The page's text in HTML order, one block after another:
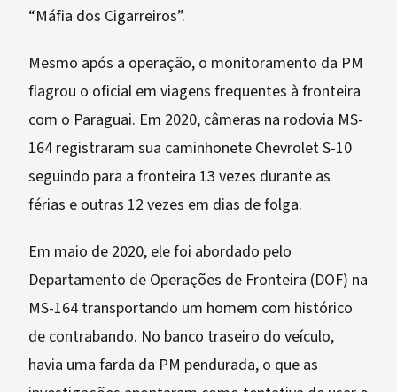
“Máfia dos Cigarreiros”.
Mesmo após a operação, o monitoramento da PM
flagrou o oficial em viagens frequentes à fronteira
com o Paraguai. Em 2020, câmeras na rodovia MS-
164 registraram sua caminhonete Chevrolet S-10
seguindo para a fronteira 13 vezes durante as
férias e outras 12 vezes em dias de folga.
Em maio de 2020, ele foi abordado pelo
Departamento de Operações de Fronteira (DOF) na
MS-164 transportando um homem com histórico
de contrabando. No banco traseiro do veículo,
havia uma farda da PM pendurada, o que as